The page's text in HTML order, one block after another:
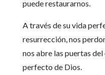
puede restaurarnos.
A través de su vida
resurrección, nos
nos abre las puertas del
perfecto de Dios.